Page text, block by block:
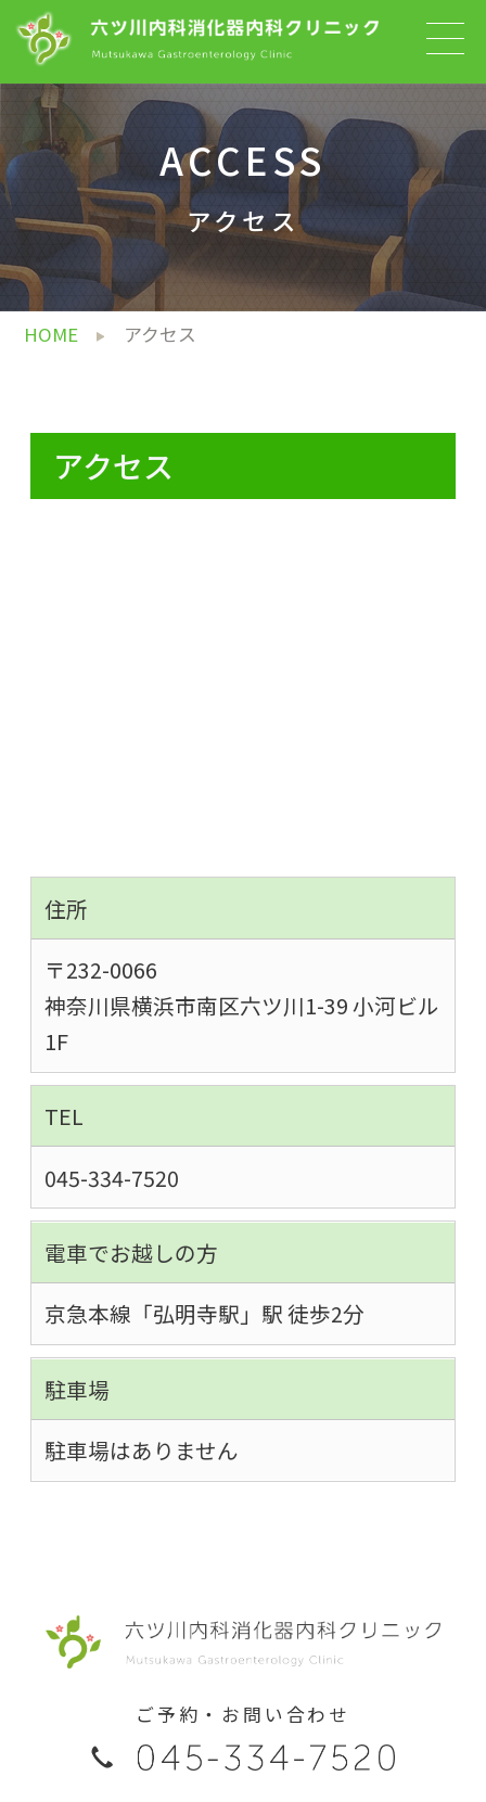
ACCESS
アクセス
HOME アクセス
アクセス
住所
〒232-0066
神奈川県横浜市南区六ツ川1-39 小河ビル
1F
TEL
045-334-7520
電車でお越しの方
京急本線「弘明寺駅」駅 徒歩2分
駐車場
駐車場はありません
ご予約・お問い合わせ